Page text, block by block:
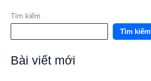
Tìm kiếm
Tìm kiếm
Bài viết mới